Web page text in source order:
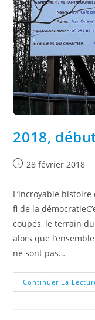
2018,
28 février 2018
L’incroyable
fi de la
coupés, le terrain
alors que
ne sont pas…
Continuer La